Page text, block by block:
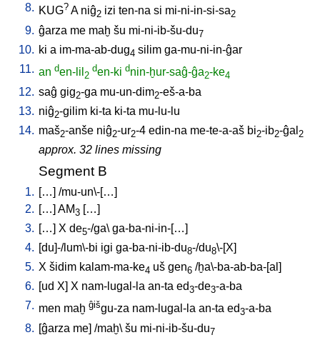
8. KUG? A niĝ2 izi ten-na si mi-ni-in-si-sa2
9. ĝarza me maḫ šu mi-ni-ib-šu-du7
10. ki a im-ma-ab-dug4 silim ga-mu-ni-in-ĝar
11. an den-lil 2
den-ki dnin-ḫur-saĝ-ĝa2-ke4
12. saĝ gig2-ga mu-un-dim2-eš-a-ba
13. niĝ2-gilim ki-ta ki-ta mu-lu-lu
14. maš2-anše niĝ2-ur2-4 edin-na me-te-a-aš bi2-ib2-ĝal 2
approx. 32 lines missing
Segment B
1. […] /mu-un\-[…]
2. […] AM3 […]
3. […] X de5-/ga\ ga-ba-ni-in-[…]
4. [du]-/lum\-bi igi ga-ba-ni-ib-du8-/du8\-[X]
5. X šidim kalam-ma-ke4 uš gen6 /ḫa\-ba-ab-ba-[al ]
6. [ud X] X nam-lugal-la an-ta ed3-de3-a-ba
7. men maḫ ĝišgu-za nam-lugal-la an-ta ed3-a-ba
8. [ĝarza me] /maḫ\ šu mi-ni-ib-šu-du7